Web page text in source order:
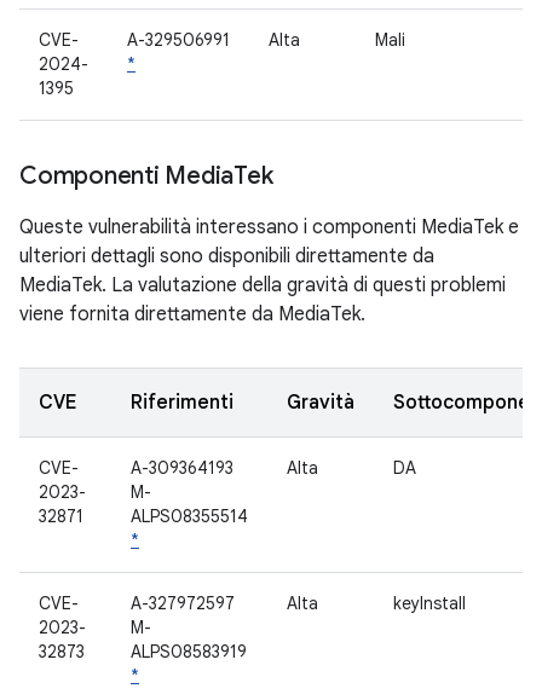
CVE-
2024-
1395
A-329506991
*
Alta Mali
Componenti MediaTek
Queste vulnerabilità interessano i componenti MediaTek e
ulteriori dettagli sono disponibili direttamente da
MediaTek. La valutazione della gravità di questi problemi
viene fornita direttamente da MediaTek.
CVE Riferimenti Gravità
CVE-
2023-
32871
A-309364193
M-
ALPS08355514
*
Alta DA
CVE-
2023-
32873
A-327972597
M-
ALPS08583919
*
Alta keyInstall